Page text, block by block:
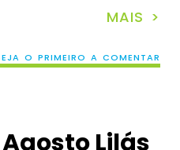
MAIS >
O PRIMEIRO A COMENTAR
Lilás